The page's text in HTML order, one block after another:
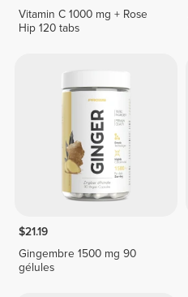
Vitamin C 1000 mg + Rose
Hip 120 tabs
$21.19
Gingembre 1500 mg 90
gélules